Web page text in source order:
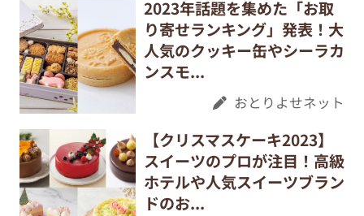
2023年話題を集めた「お取
り寄せランキング」発表！大
人気のクッキー缶やシーラカ
ンスモ...
おとりよせネット
【クリスマスケーキ2023】
スイーツのプロが注目！高級
ホテルや人気スイーツブラン
ドのお...